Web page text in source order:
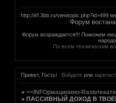
http://irf.3bb.ru/viewtopic.php?id=499
Форум
Форум возраждается!!! Поможем
По всем техническим
Привет, Гость! Войдитеили
»<<INFOрмационно-
»ПАССИВНЫЙ ДОХОД В